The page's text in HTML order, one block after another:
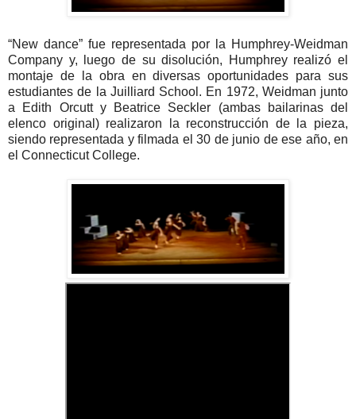
“New dance” fue representada por la Humphrey-Weidman
Company y, luego de su disolución, Humphrey realizó el
montaje de la obra en diversas oportunidades para sus
estudiantes de la Juilliard School. En 1972, Weidman junto
a Edith Orcutt y Beatrice Seckler (ambas bailarinas del
elenco original) realizaron la reconstrucción de la pieza,
siendo representada y filmada el 30 de junio de ese año, en
el Connecticut College.